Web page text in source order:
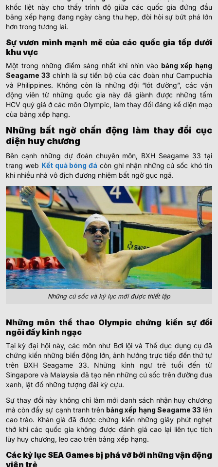
khốc liệt này cho thấy trình độ giữa các quốc gia đứng đầu
bảng xếp hạng đang ngày càng thu hẹp, đòi hỏi sự bứt phá lớn
hơn trong tương lai.
Sự vươn mình mạnh mẽ của các quốc gia tốp dưới
khu vực
Một trong những điểm sáng nhất khi nhìn vào bảng xếp hạng
Seagame 33 chính là sự tiến bộ của các đoàn như Campuchia
và Philippines. Không còn là những đội “lót đường”, các vận
động viên từ những quốc gia này đã giành được những tấm
HCV quý giá ở các môn Olympic, làm thay đổi đáng kể diện mạo
của bảng xếp hạng.
Những bất ngờ chấn động làm thay đổi cục
diện huy chương
Bên cạnh những dự đoán chuyên môn, BXH Seagame 33 tại
trang web Kết quả bóng đá còn ghi nhận những cú sốc khó tin
khi nhiều nhà vô địch đương nhiệm bất ngờ gục ngã.
Những cú sốc và kỷ lục mới được thiết lập
Những môn thể thao Olympic chứng kiến sự đổi
ngôi đầy kinh ngạc
Tại kỳ đại hội này, các môn như Bơi lội và Thể dục dụng cụ đã
chứng kiến những biến động lớn, ảnh hưởng trực tiếp đến thứ tự
trên BXH Seagame 33. Những kình ngư trẻ tuổi đến từ
Singapore và Malaysia đã tạo nên những cú sốc trên đường đua
xanh, lật đổ những tượng đài kỳ cựu.
Sự thay đổi này không chỉ làm mới danh sách nhận huy chương
mà còn đẩy sự cạnh tranh trên bảng xếp hạng Seagame 33 lên
cao trào. Khán giả đã được chứng kiến những giây phút nghẹt
thở khi các quốc gia không được đánh giá cao lại liên tục tích
lũy huy chương, leo cao trên bảng xếp hạng.
Các kỷ lục SEA Games bị phá vỡ bởi những vận động
viên trẻ